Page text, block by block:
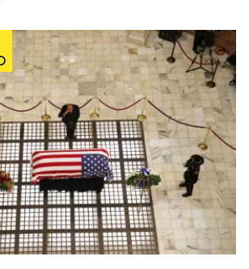
Media
Europa
Altrecose
Mondiali calcio 2026